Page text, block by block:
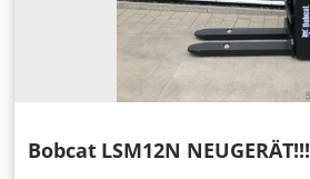
Bobcat LSM12N NEUGERÄT!!!